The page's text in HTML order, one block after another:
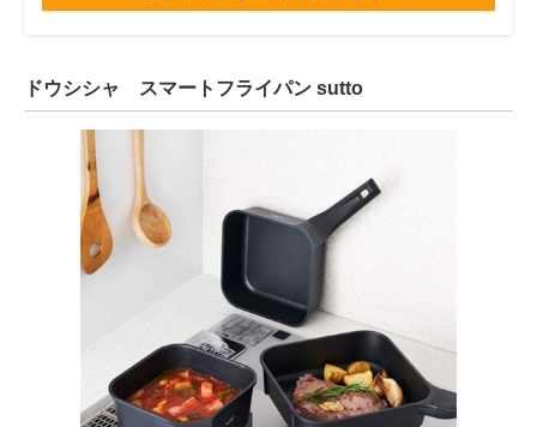
ドウシシャ スマートフライパン sutto